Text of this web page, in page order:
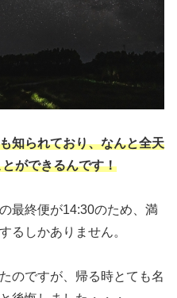
知られており、なんと全天
ができるんです！
最終便が14:30のため、満
るしかありません。
のですが、帰る時とても名